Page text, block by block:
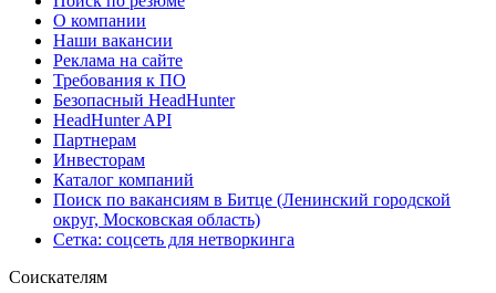
О компании
Наши вакансии
Реклама на сайте
Требования к ПО
Безопасный HeadHunter
HeadHunter API
Партнерам
Инвесторам
Каталог компаний
Поиск по вакансиям в Битце (Ленинский городской
округ, Московская область)
Сетка: соцсеть для нетворкинга
Соискателям